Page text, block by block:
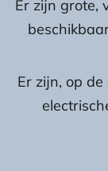
Er zijn grote,
Er zijn, op